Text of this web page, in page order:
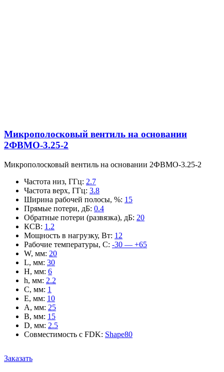
Микрополосковый вентиль на основании
2ФВМO-3.25-2
Микрополосковый вентиль на основании 2ФВМO-3.25-2
Частота низ, ГГц: 2.7
Частота верх, ГГц: 3.8
Ширина рабочей полосы, %: 15
Прямые потери, дБ: 0.4
Обратные потери (развязка), дБ: 20
КСВ: 1.2
Мощность в нагрузку, Вт: 12
Рабочие температуры, С: -30 — +65
W, мм: 20
L, мм: 30
H, мм: 6
h, мм: 2.2
C, мм: 1
E, мм: 10
A, мм: 25
B, мм: 15
D, мм: 2.5
Совместимость с FDK: Shape80
Заказать